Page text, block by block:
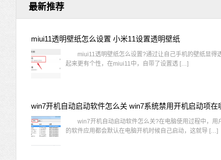
最新推荐
miui11透明壁纸怎么设置 小米11设置透明壁纸
miui11透明壁纸怎么设置?通过让自己手机的壁纸显得
起来更有个性，在miui11中，自带了设置透 […]
win7开机自动启动软件怎么关 win7系统禁用开机启动项在
win7开机自动启动软件怎么关?在电脑使用过程中，用
的软件应用都会默认在电脑开机时候自己启动，这就导 […]